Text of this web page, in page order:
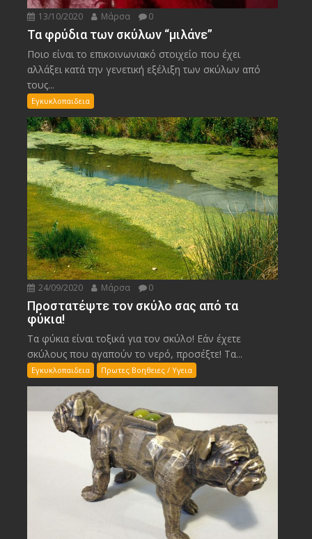
13/10/2020 Μάρσα 0
Τα φρύδια των σκύλων “μιλάνε”
Ποιο είναι το επικοινωνιακό στοιχείο που έχει
αλλάξει κατά την γενετική εξέλιξη των σκύλων από
τους...
Εγκυκλοπαιδεια
24/09/2020 Μάρσα 0
Προστατέψτε τον σκύλο σας από τα
φύκια!
Τα φύκια είναι τοξικά για τον σκύλο! Εάν έχετε
σκύλους που αγαπούν το νερό, προσέξτε! Τα...
Εγκυκλοπαιδεια Πρωτες Βοηθειες / Υγεια